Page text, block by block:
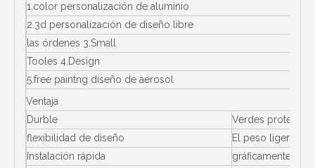
1.color personalización de aluminio
2.3d personalización de diseño libre
las órdenes 3.Small
Tooles 4.Design
5.free paintng diseño de aerosol
Ventaja
Durble
Verdes
flexibilidad de diseño
El peso ligero
Instalación rápida
gráficamente